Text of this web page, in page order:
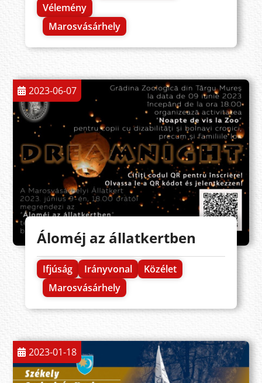
Vélemény
Marosvásárhely
2023-06-07
Áloméj az állatkertben
Ifjúság Irányvonal
Közélet
Marosvásárhely
2023-01-18